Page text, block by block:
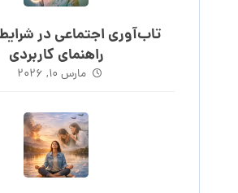
تاب‌آوری اجتماعی در
راهنمای کاربردی
مارس ۱۰, ۲۰۲۶